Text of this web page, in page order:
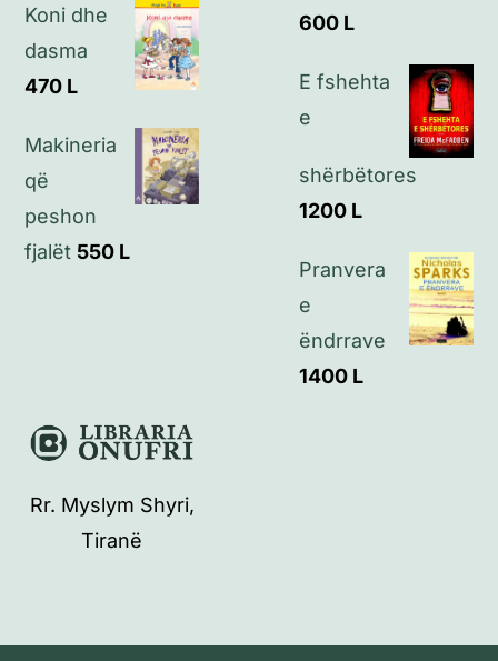
Koni dhe
dasma
470 L
Makineria
që
peshon
fjalët 550 L
600 L
E fshehta
e
shërbëtores
1200 L
Pranvera
e
ëndrrave
1400 L
Rr. Myslym Shyri,
Tiranë